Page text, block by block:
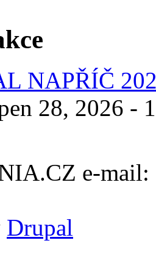
NAPŘÍČ
28, 2026 -
e-mail:
Drupal